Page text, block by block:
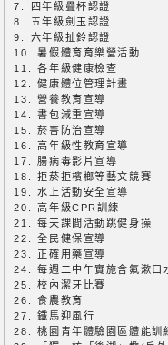
7. 四年級疊杯認證
8. 五年級劍玉認證
9. 六年級扯鈴認證
10. 暑假體育育樂營活動
11. 各年級健康檢查
12. 健康體位管理計畫
13. 營養教育宣導
14. 書包減重宣導
15. 菸害防治宣導
16. 高年級性教育宣導
17. 腸病毒影片宣導
18. 拒菸拒檳榔等藝文競賽
19. 水上活動安全宣導
20. 高年級CPR訓練
21. 每天課間活動跳健身操
22. 全民健保宣導
23. 正確用藥宣導
24. 每週二中午實施含氟漱口
25. 校內潔牙比賽
26. 食農教育
27. 鐵馬迎風行
28. 桃園青年體驗園區體能訓